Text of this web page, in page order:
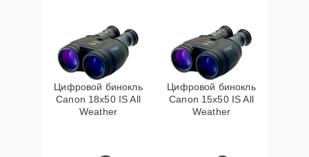
Цифровой бинокль
Canon 18x50 IS All
Weather
Цифровой бинокль
Canon 15x50 IS All
Weather